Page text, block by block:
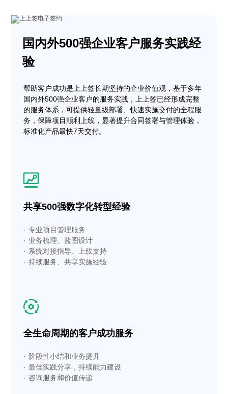
国内外500强企业客户服务实践经
验
帮助客户成功是上上签长期坚持的企业价值观，基于多年
国内外500强企业客户的服务实践，上上签已经形成完整
的服务体系，可提供轻量级部署、快速实施交付的全程服
务，保障项目顺利上线，显著提升合同签署与管理体验，
标准化产品最快7天交付。
共享500强数字化转型经验
· 专业项目管理服务
· 业务梳理、蓝图设计
· 系统对接指导、上线支持
· 持续服务、共享实施经验
全生命周期的客户成功服务
· 阶段性小结和业务提升
· 最佳实践分享，持续能力建设
· 咨询服务和价值传递